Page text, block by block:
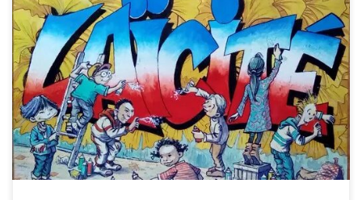
rencontre avec Jean Marc Vareille, référent Laïcité pour la
Corrèze. [iframe
src= »https://embed.acast.com/62a0e02880c337001296c526/62a2
f691756d540012bb24a7″ frameBorder= »0″ width= »100% »
height= »80px »] Margaux Saintemarie, Léa Pérez, Eda Oruc, Zoé
Maniac (3ème)